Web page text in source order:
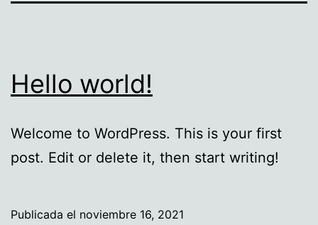
Hello world!
Welcome to WordPress. This is your first
post. Edit or delete it, then start writing!
Publicada el noviembre 16, 2021